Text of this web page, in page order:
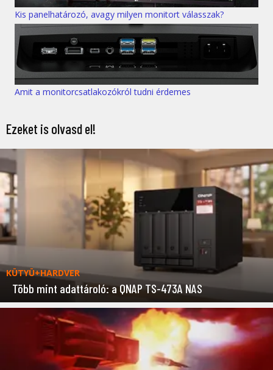
Kis panelhatározó, avagy milyen monitort válasszak?
Amit a monitorcsatlakozókról tudni érdemes
Ezeket is olvasd el!
KÜTYÜ+HARDVER
Több mint adattároló: a QNAP TS-473A NAS